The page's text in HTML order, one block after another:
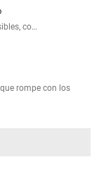
co…
que rompe con los